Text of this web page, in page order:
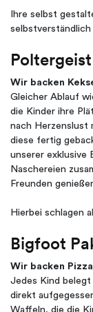
Ihre selbst
selbstverständlich
Wir backen
Gleicher Ablauf
die Kinder ihre
nach Herzenslust
diese fertig
unserer exklusive
Naschereien
Freunden
Hierbei schlagen
Bigfoot
Wir backen
Jedes Kind belegt
direkt
Waffeln, die die